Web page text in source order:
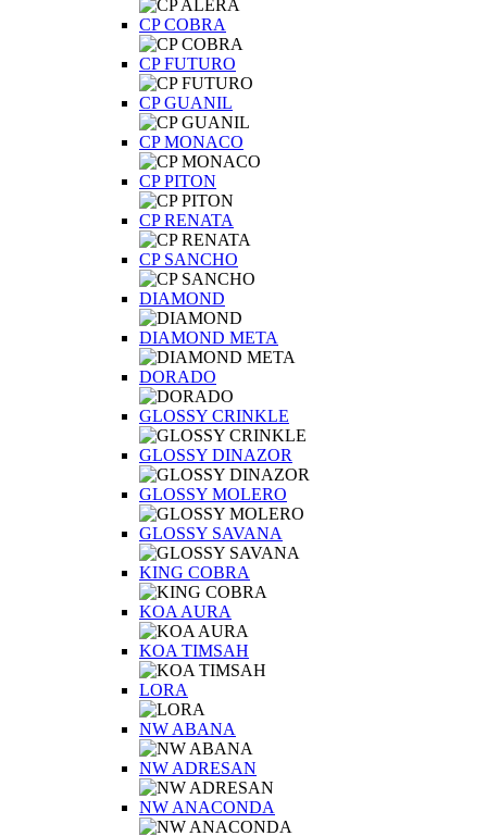
CP COBRA
CP FUTURO
CP GUANIL
CP MONACO
CP PITON
CP RENATA
CP SANCHO
DIAMOND
DIAMOND META
DORADO
GLOSSY CRINKLE
GLOSSY DINAZOR
GLOSSY MOLERO
GLOSSY SAVANA
KING COBRA
KOA AURA
KOA TIMSAH
LORA
NW ABANA
NW ADRESAN
NW ANACONDA